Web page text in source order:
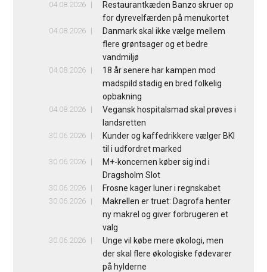
04.08.2026
Restaurantkæden Banzo skruer op
for dyrevelfærden på menukortet
04.08.2026
Danmark skal ikke vælge mellem
flere grøntsager og et bedre
vandmiljø
04.08.2026
18 år senere har kampen mod
madspild stadig en bred folkelig
opbakning
04.08.2026
Vegansk hospitalsmad skal prøves i
landsretten
30.06.2026
Kunder og kaffedrikkere vælger BKI
til i udfordret marked
30.06.2026
M+-koncernen køber sig ind i
Dragsholm Slot
30.06.2026 Frosne kager luner i regnskabet
30.06.2026
Makrellen er truet: Dagrofa henter
ny makrel og giver forbrugeren et
valg
30.06.2026
Unge vil købe mere økologi, men
der skal flere økologiske fødevarer
på hylderne